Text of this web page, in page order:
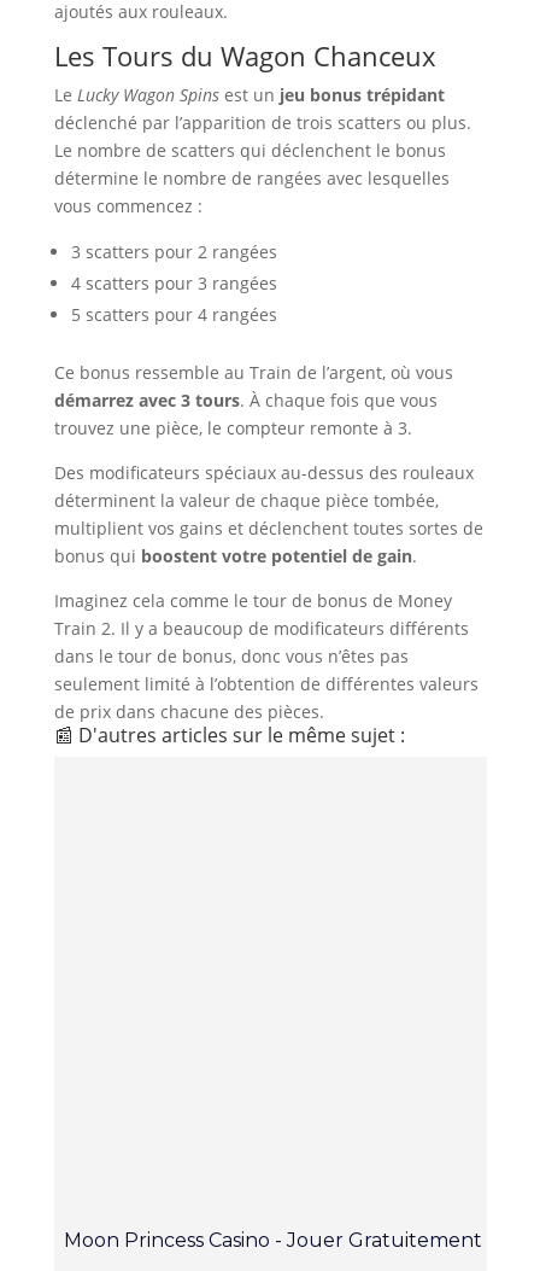
ajoutés aux rouleaux.
Les Tours du Wagon Chanceux
Le Lucky Wagon Spinsest un jeu bonus trépidant
déclenché par l’apparition de trois scatters ou plus.
Le nombre de scatters qui déclenchent le bonus
détermine le nombre de rangées avec lesquelles
vous commencez :
3 scatters pour 2 rangées
4 scatters pour 3 rangées
5 scatters pour 4 rangées
Ce bonus ressemble au Train de l’argent, où vous
démarrez avec 3 tours. À chaque fois que vous
trouvez une pièce, le compteur remonte à 3.
Des modificateurs spéciaux au-dessus des rouleaux
déterminent la valeur de chaque pièce tombée,
multiplient vos gains et déclenchent toutes sortes de
bonus qui boostent votre potentiel de gain.
Imaginez cela comme le tour de bonus de Money
Train 2. Il y a beaucoup de modificateurs différents
dans le tour de bonus, donc vous n’êtes pas
seulement limité à l’obtention de différentes valeurs
de prix dans chacune des pièces.
📰 D'autres articles sur le même sujet :
Moon Princess Casino - Jouer Gratuitement à la